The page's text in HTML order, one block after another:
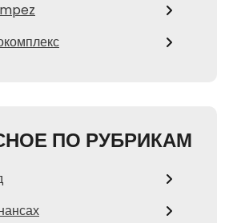
ПО РУБРИКАМ